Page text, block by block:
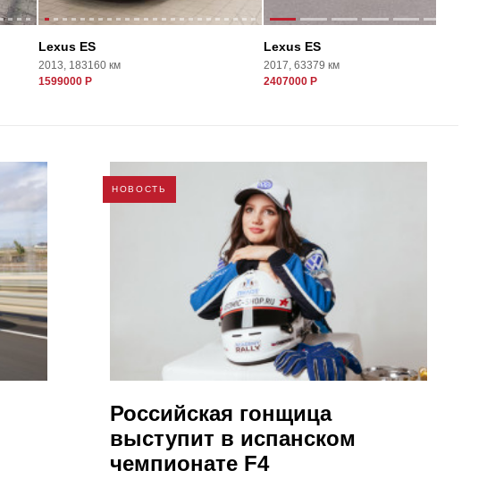
Lexus ES
2013, 183160 км
1599000 Р
Lexus ES
2017, 63379 км
2407000 Р
НОВОСТЬ
Российская гонщица
выступит в испанском
чемпионате F4